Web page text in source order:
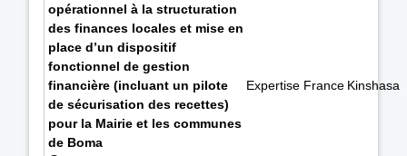
opérationnel à la structuration
des finances locales et mise en
place d’un dispositif
fonctionnel de gestion
financière (incluant un pilote
de sécurisation des recettes)
pour la Mairie et les communes
de Boma
Expertise France Kinshasa